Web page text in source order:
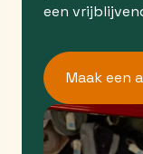
een
Maak een